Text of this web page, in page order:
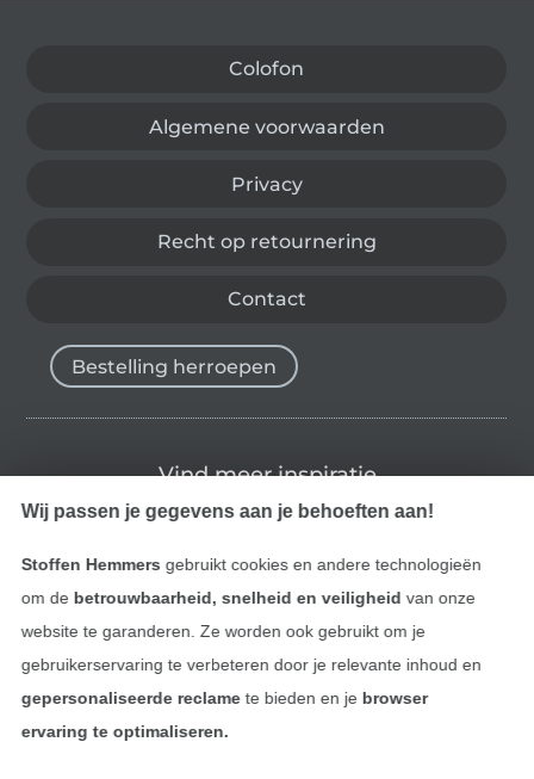
Colofon
Algemene voorwaarden
Privacy
Recht op retournering
Contact
Bestelling herroepen
Vind meer inspiratie
Wij passen je gegevens aan je behoeften aan!
Stoffen Hemmers gebruikt cookies en andere technologieën
om de betrouwbaarheid, snelheid en veiligheid van onze
website te garanderen. Ze worden ook gebruikt om je
gebruikerservaring te verbeteren door je relevante inhoud en
gepersonaliseerde reclamete bieden en je browser
ervaring te optimaliseren.